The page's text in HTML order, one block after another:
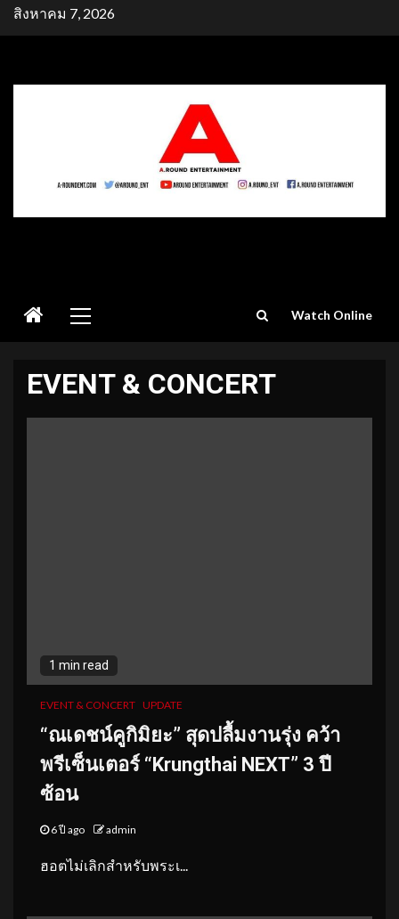
Skipสิงหาคม 7, 2026
Menu
Watch Online
EVENT & CONCERT
1 min read
EVENT & CONCERT UPDATE
“ณเดชน์คูกิมิยะ” สุดปลื้มงานรุ่ง คว้า
พรีเซ็นเตอร์ “Krungthai NEXT” 3 ปี
ซ้อน
6 ปี ago admin
ฮอตไม่เลิกสำหรับพระเ...